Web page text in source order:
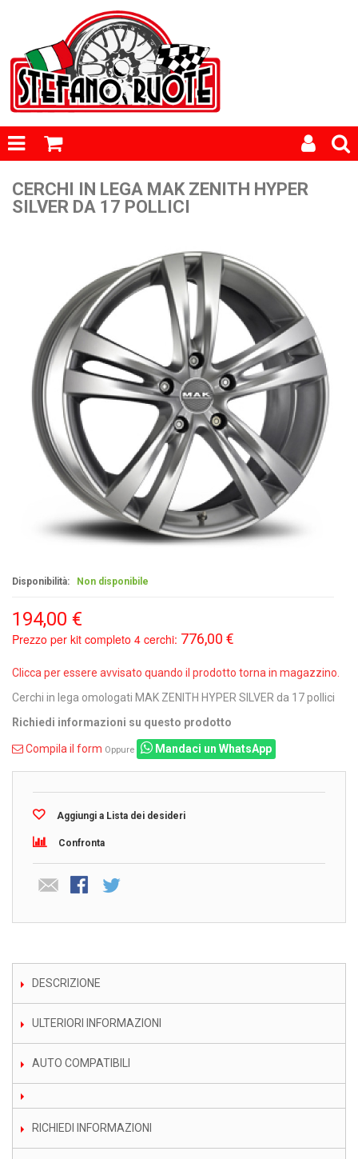
CERCHI IN LEGA MAK ZENITH HYPER
SILVER DA 17 POLLICI
Disponibilità: Non disponibile
194,00 €
Prezzo per kit completo 4 cerchi: 776,00 €
Clicca per essere avvisato quando il prodotto torna in magazzino.
Cerchi in lega omologati MAK ZENITH HYPER SILVER da 17 pollici
Richiedi informazioni su questo prodotto
Compila il form Oppure Mandaci un WhatsApp
Aggiungi a Lista dei desideri
Confronta
DESCRIZIONE
ULTERIORI INFORMAZIONI
AUTO COMPATIBILI
RICHIEDI INFORMAZIONI